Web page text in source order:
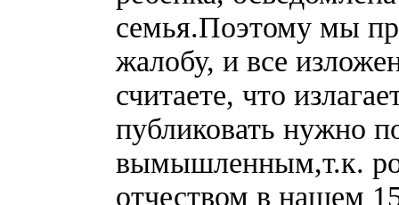
семья.Поэтому мы
жалобу, и все
считаете, что
публиковать нужно
вымышленным,т.к.
отчеством в нашем